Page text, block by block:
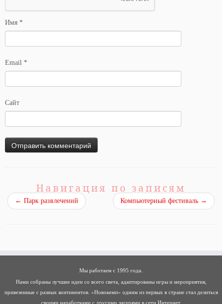
Имя *
Email *
Сайт
Навигация по записям
← Парк развлечений Компьютерный фестиваль →
Мы работаем с 1995 года.
Нами собраны лучшие идеи со всего света, адаптированы игры и мероприятия,
привезенные с разных континентов. «Новокемп» одним из первых в стране стал делиться
своими наработками с другими лагерями в сети Интернет.